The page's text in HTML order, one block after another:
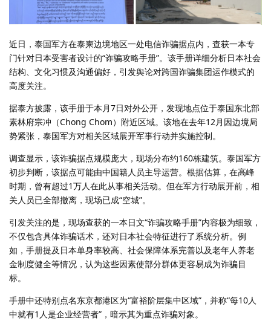
近日，泰国军方在泰柬边境地区一处电信诈骗据点内，查获一本专
门针对日本受害者设计的“诈骗攻略手册”。该手册详细分析日本社会
结构、文化习惯及沟通偏好，引发舆论对跨国诈骗集团运作模式的
高度关注。
据泰方披露，该手册于本月7日对外公开，发现地点位于泰国东北部
素林府宗冲（Chong Chom）附近区域。该地在去年12月因边境局
势紧张，泰国军方对相关区域展开军事行动并实施控制。
调查显示，该诈骗据点规模庞大，现场分布约160栋建筑。泰国军方
初步判断，该据点可能由中国籍人员主导运营。根据估算，在高峰
时期，曾有超过1万人在此从事相关活动。但在军方行动展开前，相
关人员已全部撤离，现场已成“空城”。
引发关注的是，现场查获的一本日文“诈骗攻略手册”内容极为细致，
不仅包含具体诈骗话术，还对日本社会特征进行了系统分析。例
如，手册提及日本单身率较高、社会保障体系完善以及老年人养老
金制度健全等情况，认为这些因素使部分群体更容易成为诈骗目
标。
手册中还特别点名东京都港区为“富裕阶层集中区域”，并称“每10人
中就有1人是企业经营者”，暗示其为重点诈骗对象。